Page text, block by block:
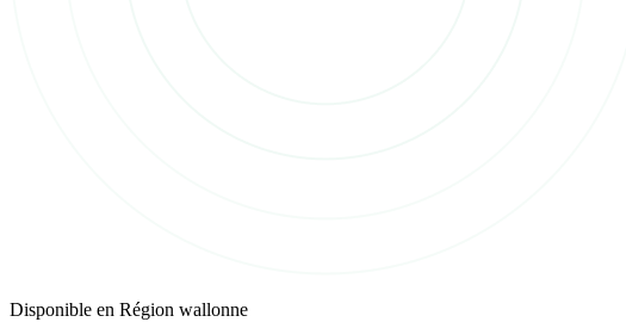
Disponible en Région wallonne